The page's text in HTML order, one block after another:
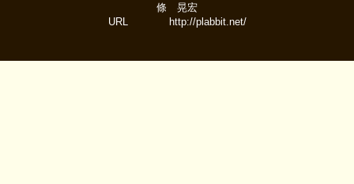
條 晃宏
URL http://plabbit.net/